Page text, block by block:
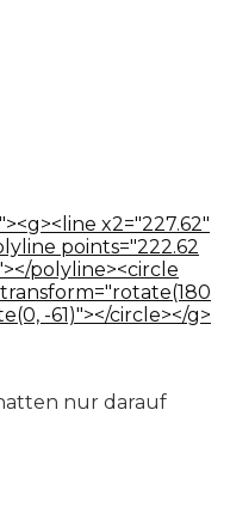
x2="227.62"
points="222.62
polyline><circle
-61)"></circle></g>
nur darauf